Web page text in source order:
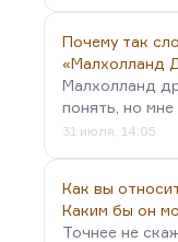
Почему так
«Малхолланд
Малхолланд
понять, но
31 июля, 14:05
Как вы
Каким бы он
Точнее не